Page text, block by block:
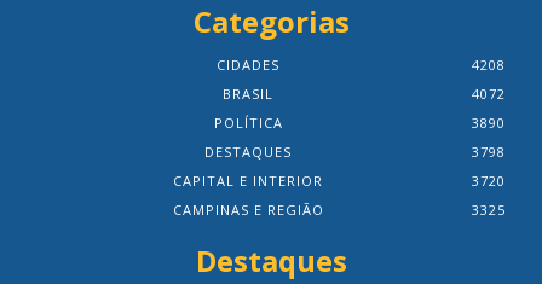
Categorias
CIDADES
4208
BRASIL
4072
POLÍTICA
3890
DESTAQUES
3798
CAPITAL E INTERIOR
3720
CAMPINAS E REGIÃO
3325
Destaques